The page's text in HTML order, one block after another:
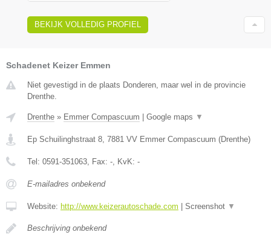
BEKIJK VOLLEDIG PROFIEL
Schadenet Keizer Emmen
Niet gevestigd in de plaats Donderen, maar wel in de provincie
Drenthe.
Drenthe » Emmer Compascuum Google maps ▼
Ep Schuilinghstraat 8, 7881 VV Emmer Compascuum (Drenthe)
Tel: 0591-351063, Fax: -, KvK: -
E-mailadres onbekend
Website: http://www.keizerautoschade.com Screenshot ▼
Beschrijving onbekend